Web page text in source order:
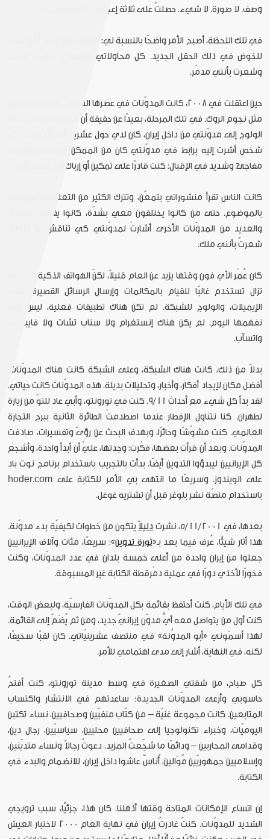
وصف. لا صورة. لا شيء. حصلتُ على ثلاثة إعجابات. ثلاثة فحسب!
في تلك اللحظة، أصبح الأمر واضحًا بالنسبة لي: الأمور تغيّرتْ. لم أكن مُعَدًّا
للخوض في ذلك الحقل الجديد. كل محاولاتي وجهودي ذهبتْ سدى،
وشعرت بأنني مدمّر.
حين اعتقلت في 2008، كانت المدوّنات في عصرها الذهبي، وكان المدوّنون
مثل نجوم الروك. في تلك المرحلة، بعيدًا عن حقيقة أن الحكومة كانت تحظر
الولوج إلى مدوّنتي من داخل إيران، كان لدي حول عشرين ألف زائر يوميًّا. كلُّ
شخص أشرت إليه برابط في مدوّنتي كان من الممكن أن يتعرّض لارتفاع
مفاجئ وشديد في الإقبال: كنت قادرًا على تمكين أو إرباك أي شخص أريد.
كانت الناس تقرأ منشوراتي بتمعّن، وتترك الكثير من التعليقات المرتبطة
بالموضوع. حتى من كانوا يختلفون معي بشدّة، كانوا يقرؤون بعمق.
والعديد من المدوّنات الأخرى أشارتْ لمدوّنتي كي تناقش ما أقوله.
شعرتُ بأنني ملك.
كان عُمْر الآي فون وقتها يزيد عن العام قليلاً، لكنّ الهواتف الذكية كانت ما
تزال تستخدم غالبًا للقيام بالمكالمات وإرسال الرسائل القصيرة، تمرير
الإيميلات، والولوج للشبكة. لم تكن هناك تطبيقات فعلية، ليس كما
نفهمها اليوم. لم يكن هناك إنستغرام ولا سناب تشات ولا فايبر ولا
واتسآب.
بدلاً من ذلك، كانت هناك الشبكة، وعلى الشبكة كانت هناك المدوّنات:
أفضل مكان لإيجاد أفكار، وأخبار، وتحليلات بديلة. هذه المدوّنات كانت حياتي.
لقد بدأ كل شيء مع أحداث 9/11. كنت في تورونتو، وأبي عاد للتوّ من زيارة
لطهران. كنا نتناول الإفطار عندما اصطدمتْ الطائرة الثانية ببرج التجارة
العالمي. كنت مشوّشًا وحائرًا، وبهدف البحث عن رؤىً وتفسيرات، صادفت
المدوّنات. وبعد أن قرأت بعضها، فكّرت: وجدتها، عليّ أن أبدأ واحدة، وأشجع
كل الإيرانيين ليبدؤوا التدوين أيضًا. بدأت بالتجريب باستخدام برنامج نوت باد
على الويندوز. وسريعًا ما انتهى بي الأمر للكتابة على hoder.com
باستخدام منصّة نشر بلوغر قبل أن تشتريه غوغل.
بعدها، في 5/11/2001، نشرت دليلاً يتكون من خطوات لكيفيّة بدء مدوّنة.
هذا أثار شيئًا، عُرف فيما بعد بـ«ثورة تدوين»: سريعًا، مئات وآلاف الإيرانيين
جعلوا من إيران واحدة من أعلى خمسة بلدان في عدد المدوّنات، وكنت
فخورًا لأخذي دورًا في عملية دمْرقطة الكتابة غير المسبوقة.
في تلك الأيام، كنت أحتفظ بقائمة بكل المدوّنات الفارسيّة، ولبعض الوقت،
كنت أول من يتواصل معه أيُّ مدوّن إيرانيّ جديد، ومن ثم يُضَمّ إلى القائمة.
لهذا أسمَوني «أبو المدوَّنة» في منتصف عشرينيّاتي. كان لقبًا سخيفًا،
لكنه، في النهاية، أشار إلى مدى اهتمامي للأمر.
كل صباح، من شقتي الصغيرة في وسط مدينة تورونتو، كنت أفتحُ
حاسوبي وأرعى المدوّنات الجديدة؛ ساعدتهم في الانتشار واكتساب
المتابعين. كانت مجموعة غنيّة – من كتّاب منفيّين وصحافيين، نساء تكتبن
اليوميّات، وخبراء تكنولوجيا إلى صحافيين محليين، سياسيّين، رجال دين،
وقدامى المحاربين – ودائمًا ما شجّعتُ المزيد. دعوتُ رجالاً ونساء متديّنين،
وإسلاميين جمهوريّين مُوَالين، أُناسٌ عاشوا داخل إيران، للانضمام والبدء في
الكتابة.
إن اتساع الإمكانات المتاحة وقتها أذهلنا. كان هذا، جزئيًّا، سبب ترويجي
الشديد للمدوّنات. كنتُ غادرتُ إيران في نهاية العام 2000 لاختبار العيش